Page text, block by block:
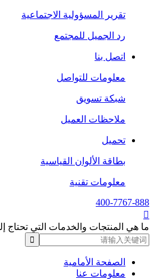
تقرير المسؤولية الاجتماعية
رد الجميل للمجتمع
اتصل بنا
معلومات للتواصل
شبكة تسويق
ملاحظات العميل
تحميل
بطاقة الألوان القياسية
معلومات تقنية
400-7767-888

ما هي المنتجات والخدمات التي تحتاج
الصفحة الأمامية
معلومات عنا